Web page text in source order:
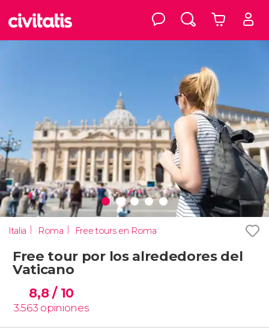
Italia Roma Free tours en Roma
Free tour por los alrededores del
Vaticano
8,8/ 10
3.563 opiniones